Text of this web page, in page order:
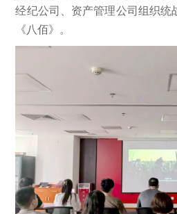
经纪公司、资产管理公司组织统
《八佰》。